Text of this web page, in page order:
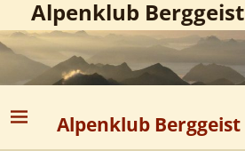
Alpenklub Berggeist
Alpenklub Berggeist